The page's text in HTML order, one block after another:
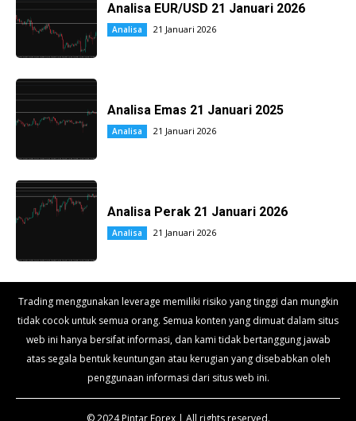
Analisa EUR/USD 21 Januari 2026
Analisa 21 Januari 2026
Analisa Emas 21 Januari 2025
Analisa 21 Januari 2026
Analisa Perak 21 Januari 2026
Analisa 21 Januari 2026
Trading menggunakan leverage memiliki risiko yang tinggi dan mungkin
tidak cocok untuk semua orang. Semua konten yang dimuat dalam situs
web ini hanya bersifat informasi, dan kami tidak bertanggung jawab
atas segala bentuk keuntungan atau kerugian yang disebabkan oleh
penggunaan informasi dari situs web ini.